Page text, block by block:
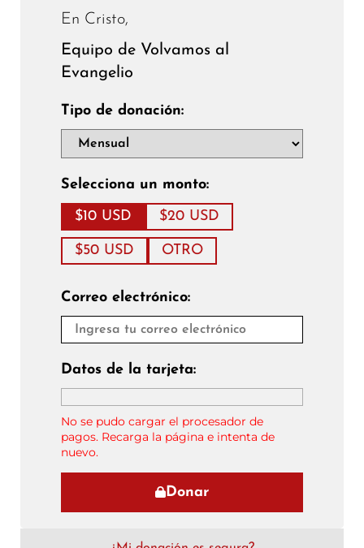
En Cristo,
Equipo de Volvamos al
Evangelio
Tipo de donación:
Selecciona un monto:
$10 USD $20 USD
$50 USD OTRO
Correo electrónico:
Datos de la tarjeta:
No se pudo cargar el procesador de
pagos. Recarga la página e intenta de
nuevo.
Donar